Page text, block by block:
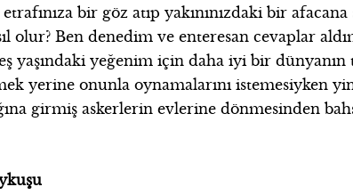
bir göz atıp yakınınızdaki bir
olur? Ben denedim ve enteresan cevaplar
yaşındaki yeğenim için daha iyi bir
yerine onunla oynamalarını istemesiyken
girmiş askerlerin evlerine dönmesinden